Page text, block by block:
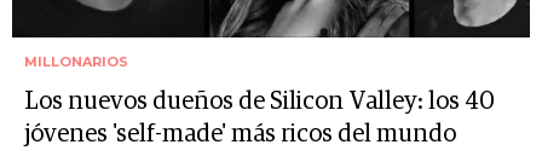
MILLONARIOS
Los nuevos dueños de Silicon Valley: los 40
jóvenes 'self-made' más ricos del mundo